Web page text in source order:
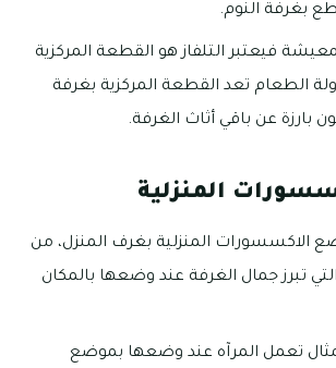
بغرفة النوم.
فيعتبر التلفاز هو القطعة المركزية
الطعام تعد القطعة المركزية بغرفة
بارزة عن باقي أثاث الغرفة.
المنزلية
الاكسسورات المنزلية بغرف المنزل، من
تبرز جمال الغرفة عند وضعها بالمكان
تعمل المرآه عند وضعها بموضع